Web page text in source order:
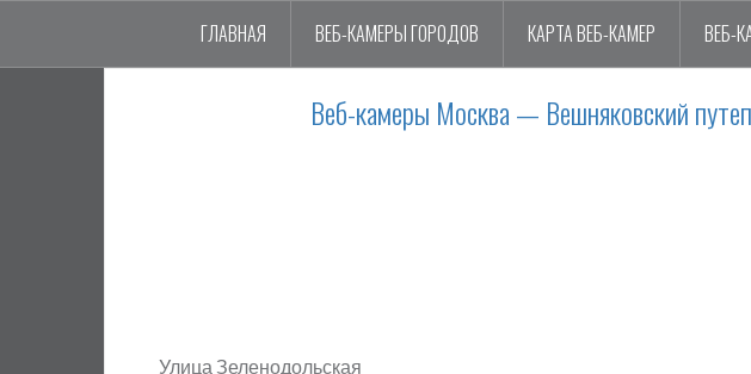
ГЛАВНАЯ ВЕБ-КАМЕРЫ ГОРОДОВ КАРТА ВЕБ-КАМЕР ВЕБ-
Веб-камеры Москва — Вешняковский
Улица Зеленодольская